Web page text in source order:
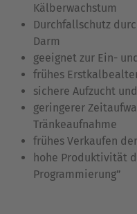
Kälberwachstum
Durchfallschutz
Darm
geeignet zur Ein-
frühes
sichere Aufzucht
geringerer
Tränkeaufnahme
frühes Verkaufen
hohe Produktivität
Programmierung”